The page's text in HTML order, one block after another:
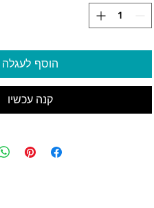
הוסף לעגלה
קנה עכשיו